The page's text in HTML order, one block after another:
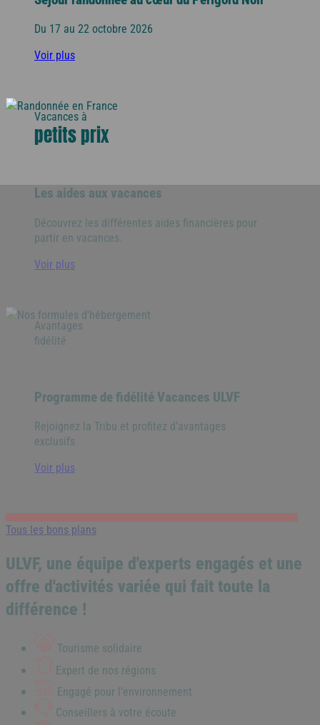
Du 17 au 22 octobre 2026
Voir plus
Vacances à
petits prix
Les aides aux vacances
Découvrez les différentes aides financières pour
partir en vacances.
Voir plus
Avantages
fidélité
Programme de fidélité Vacances ULVF
Rejoignez la Tribu et profitez d’avantages
exclusifs
Voir plus
Tous les bons plans
ULVF, une équipe d'experts engagés et une
offre d'activités variée qui fait toute la
différence !
Tourisme solidaire
Expert de nos régions
Engagé pour l’environnement
Conseillers à votre écoute